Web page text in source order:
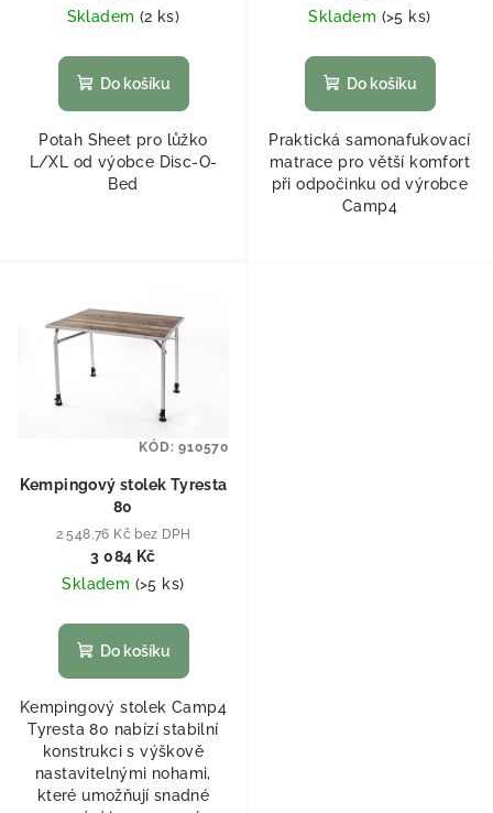
Skladem (2 ks)
Do košíku
Potah Sheet pro lůžko
L/XL od výobce Disc-O-
Bed
Skladem (>5 ks)
Do košíku
Praktická samonafukovací
matrace pro větší komfort
při odpočinku od výrobce
Camp4
Kempingový stolek Tyresta
80
2 548,76 Kč bez DPH
3 084 Kč
Skladem (>5 ks)
Do košíku
Kempingový stolek Camp4
Tyresta 80 nabízí stabilní
konstrukci s výškově
nastavitelnými nohami,
které umožňují snadné
KÓD:910570